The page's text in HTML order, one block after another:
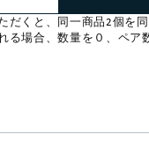
くと、同一商品2個を
る場合、数量を０、ペア